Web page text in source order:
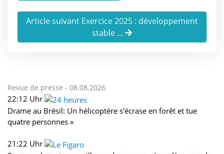
Article suivant Exercice 2025 : développement
stable ...
Revue de presse - 08.08.2026
22:12 Uhr
Drame au Brésil: Un hélicoptère s'écrase en forêt et tue
quatre personnes »
21:22 Uhr